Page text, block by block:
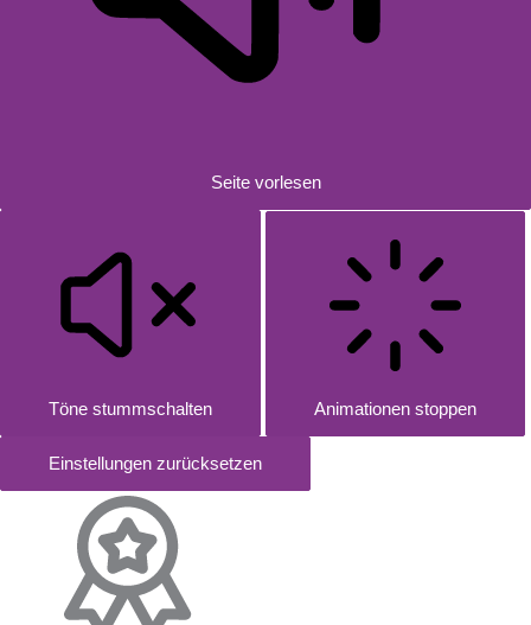
Seite vorlesen
Töne stummschalten Animationen stoppen
Einstellungen zurücksetzen